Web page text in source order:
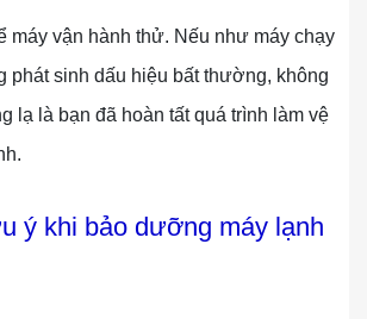
máy vận hành thử. Nếu như máy chạy
phát sinh dấu hiệu bất thường, không
lạ là bạn đã hoàn tất quá trình làm vệ
ý khi bảo dưỡng máy lạnh